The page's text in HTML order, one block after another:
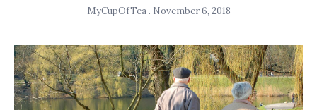
MyCupOfTea November 6, 2018